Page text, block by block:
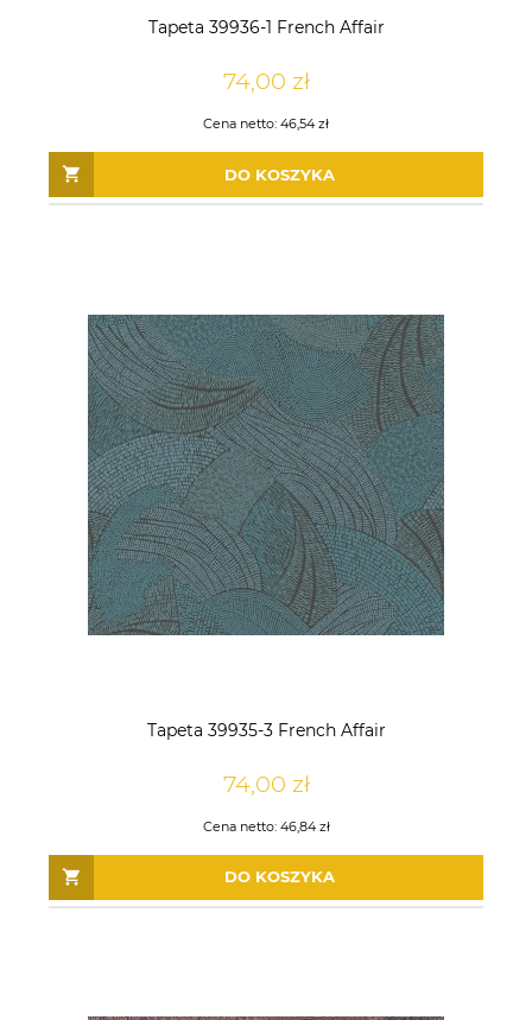
Tapeta 39936-1 French Affair
74,00 zł
Cena netto: 46,54 zł
DO KOSZYKA
Tapeta 39935-3 French Affair
74,00 zł
Cena netto: 46,84 zł
DO KOSZYKA